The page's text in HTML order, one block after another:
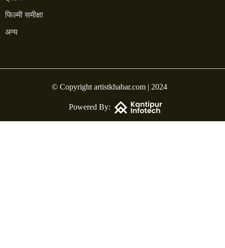
फिल्मी समीक्षा
अन्य
© Copyright artistkhabar.com | 2024
Powered By: